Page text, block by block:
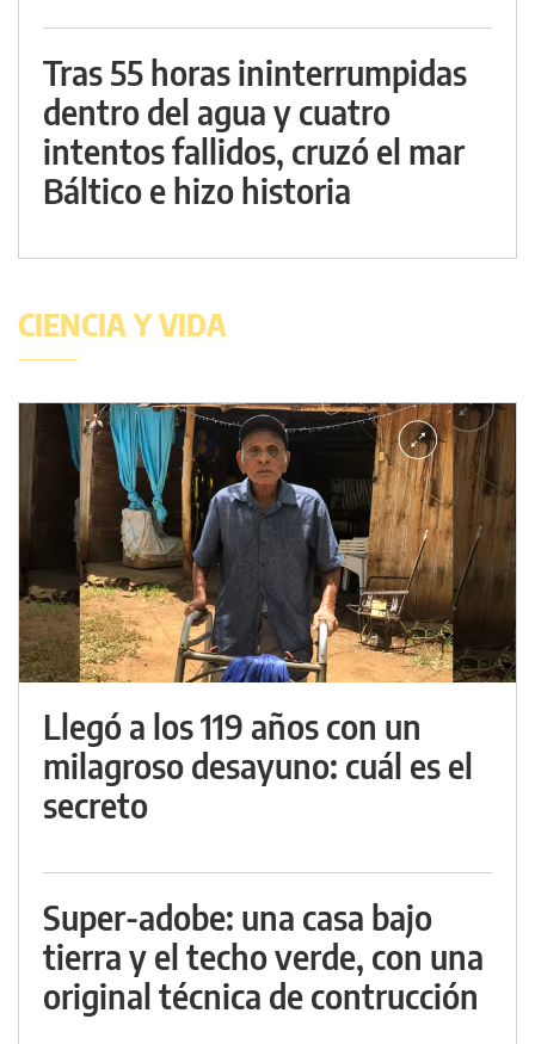
Tras 55 horas ininterrumpidas
dentro del agua y cuatro
intentos fallidos, cruzó el mar
Báltico e hizo historia
CIENCIA Y VIDA
Llegó a los 119 años con un
milagroso desayuno: cuál es el
secreto
Super-adobe: una casa bajo
tierra y el techo verde, con una
original técnica de contrucción